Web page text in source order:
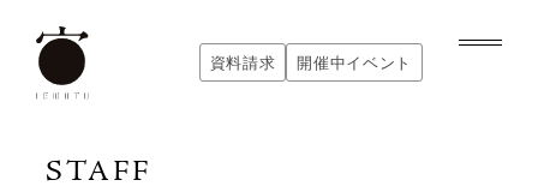
容
資料請求
資料請求
開催中イベント
開催中イベント
STAFF